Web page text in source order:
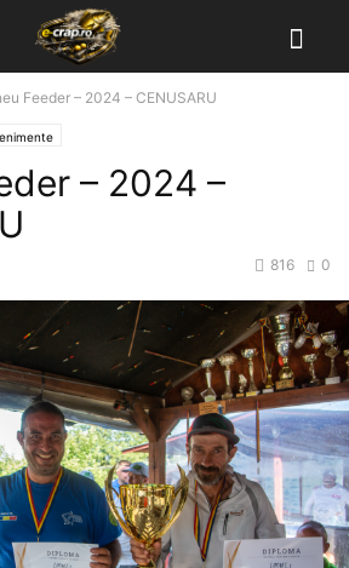
Feeder – 2024 – CENUSARU
– 2024 –
0
816